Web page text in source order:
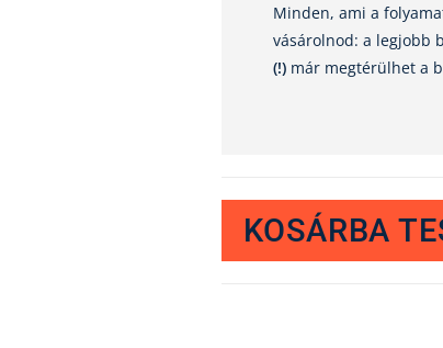
Minden, ami a
vásárolnod: a legjobb
(!)már megtérülhet a
KOSÁRBA